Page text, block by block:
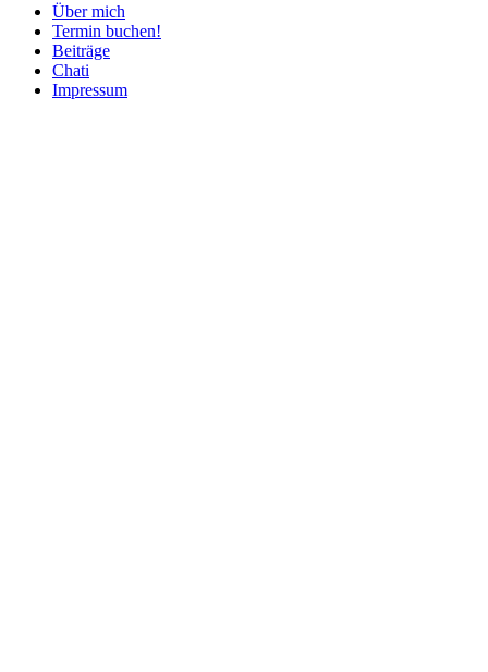
Über mich
Termin buchen!
Beiträge
Chati
Impressum